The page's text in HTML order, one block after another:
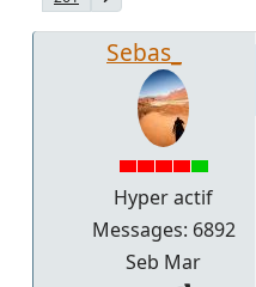
Sebas_
Hyper actif
Messages: 6892
Seb Mar